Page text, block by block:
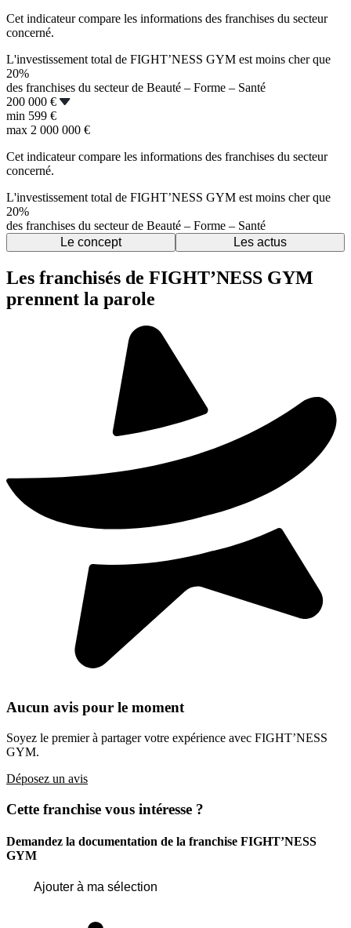
Cet indicateur compare les informations des franchises du secteur
concerné.
L'investissement total de FIGHT’NESS GYM est moins cher que
20%
des franchises du secteur de Beauté – Forme – Santé
200 000 €
min 599 €
max 2 000 000 €
Cet indicateur compare les informations des franchises du secteur
concerné.
L'investissement total de FIGHT’NESS GYM est moins cher que
20%
des franchises du secteur de Beauté – Forme – Santé
Le concept
Les actus
Les franchisés de FIGHT’NESS GYM
prennent la parole
Aucun avis pour le moment
Soyez le premier à partager votre expérience avec FIGHT’NESS
GYM.
Déposez un avis
Cette franchise vous intéresse ?
Demandez la documentation de la franchise FIGHT’NESS
GYM
Ajouter à ma sélection